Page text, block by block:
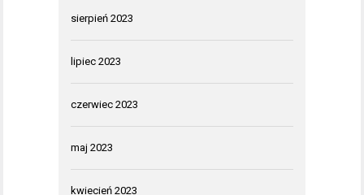
sierpień 2023
lipiec 2023
czerwiec 2023
maj 2023
kwiecień 2023